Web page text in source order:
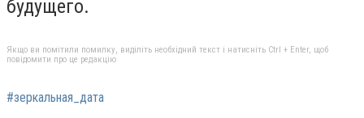
будущего.
Якщо ви помітили помилку, виділіть необхідний текст і натисніть Ctrl + Enter, щоб
повідомити про це редакцію
#зеркальная_дата